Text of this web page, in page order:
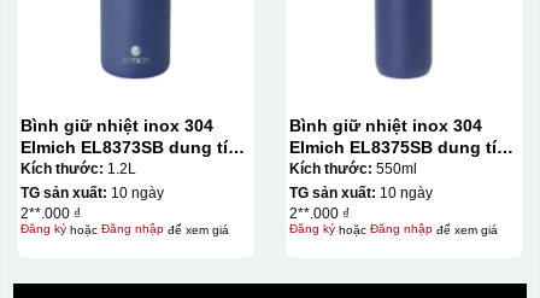
Bình giữ nhiệt inox 304
Elmich EL8373SB dung tích
1.2L
Kích thước: 1.2L
TG sản xuất: 10 ngày
2**.000 ₫
Đăng kýhoặc Đăng nhậpđể xem giá
Bình giữ nhiệt inox 304
Elmich EL8375SB dung tích
550ml
Kích thước: 550ml
TG sản xuất: 10 ngày
2**.000 ₫
Đăng kýhoặc Đăng nhậpđể xem giá